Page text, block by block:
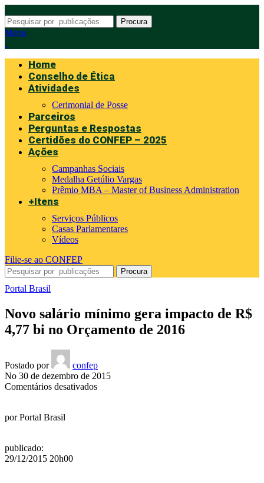
Procura
Menu
Home
Conselho de Ética
Atividades
Cerimonial de Posse
Parceiros
Perguntas e Respostas
Certidões do CONFEP – 2025
Ações
Campanhas Sociais
Medalha Getúlio Vargas
Prêmio MBA – Master of Business Administration
+Itens
Serviços Públicos
Casas Parlamentares
Vídeos
Filie-se ao CONFEP
Procura
Portal Brasil
Novo salário mínimo gera impacto de R$
4,77 bi no Orçamento de 2016
Postado por
confep
No 30 de dezembro de 2015
Comentários desativadosem
porPortal Brasil
publicado:
29/12/2015 20h00